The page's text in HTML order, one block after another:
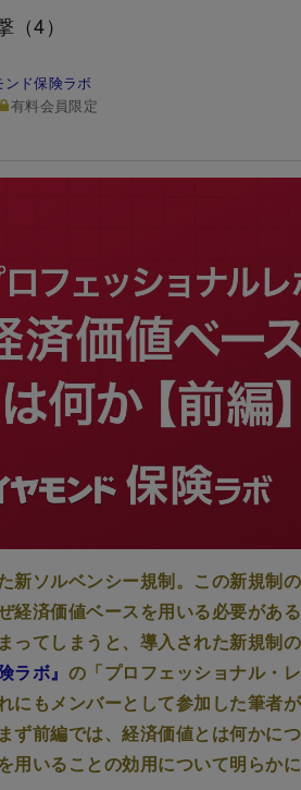
4）
ンド保険ラボ
有料会員限定
新ソルベンシー規制。この新規制
経済価値ベースを用いる必要があ
ってしまうと、導入された新規制
ラボ』 の「プロフェッショナル・
にもメンバーとして参加した筆者
ず前編では、経済価値とは何かに
用いることの効用について明らか